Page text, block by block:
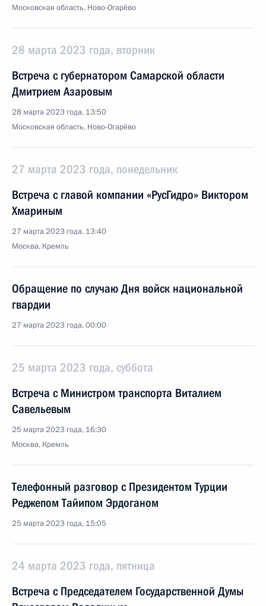
Московская область, Ново-Огарёво
28 марта 2023 года, вторник
Встреча с губернатором Самарской области
Дмитрием Азаровым
28 марта 2023 года, 13:50
Московская область, Ново-Огарёво
27 марта 2023 года, понедельник
Встреча с главой компании «РусГидро» Виктором
Хмариным
27 марта 2023 года, 13:40
Москва, Кремль
Обращение по случаю Дня войск национальной
гвардии
27 марта 2023 года, 00:00
25 марта 2023 года, суббота
Встреча с Министром транспорта Виталием
Савельевым
25 марта 2023 года, 16:30
Москва, Кремль
Телефонный разговор с Президентом Турции
Реджепом Тайипом Эрдоганом
25 марта 2023 года, 15:05
24 марта 2023 года, пятница
Встреча с Председателем Государственной Думы